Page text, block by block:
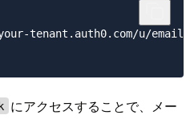
tenant.auth0.com/u/
にアクセスすることで、メー